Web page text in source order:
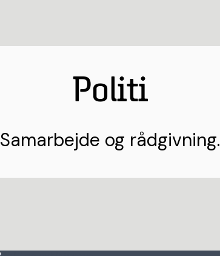
Politi
Samarbejde og rådgivning.